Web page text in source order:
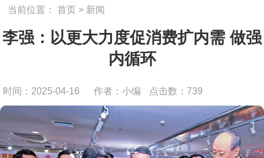
当前位置：首页 > 新闻
李强：以更大力度促消费扩内需 做强
内循环
时间：2025-04-16 作者：小编 点击数： 739